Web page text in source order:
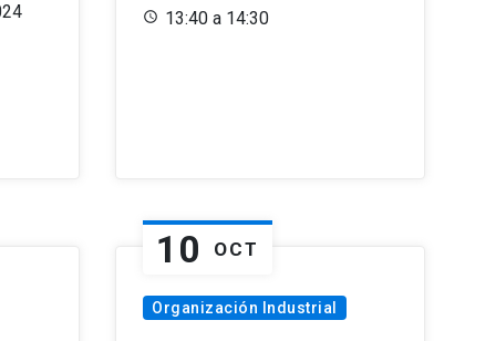
13:40 a 14:30
10 OCT
Organización Industrial